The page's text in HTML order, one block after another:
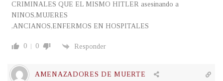
CRIMINALES QUE EL MISMO HITLER asesinando a
NINOS,MUJERES
,ANCIANOS,ENFERMOS EN HOSPITALES
0 0 Responder
AMENAZADORES DE MUERTE